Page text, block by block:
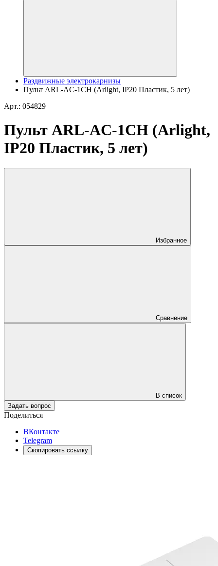
Раздвижные электрокарнизы
Пульт ARL-AC-1CH (Arlight, IP20 Пластик, 5 лет)
Арт.: 054829
Пульт ARL-AC-1CH (Arlight,
IP20 Пластик, 5 лет)
Избранное
Сравнение
В список
Задать вопрос
Поделиться
ВКонтакте
Telegram
Скопировать ссылку